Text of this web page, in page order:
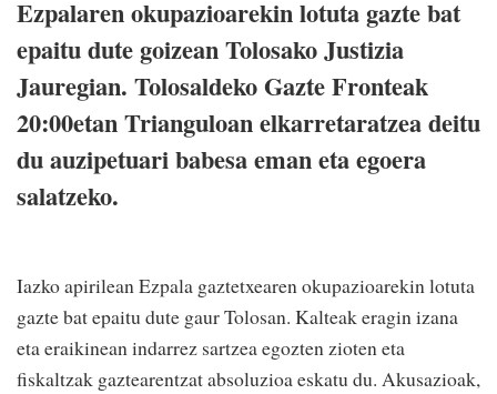
Ezpalaren okupazioarekin lotuta gazte bat
epaitu dute goizean Tolosako Justizia
Jauregian. Tolosaldeko Gazte Fronteak
20:00etan Trianguloan elkarretaratzea deitu
du auzipetuari babesa eman eta egoera
salatzeko.
Iazko apirilean Ezpala gaztetxearen okupazioarekin lotuta
gazte bat epaitu dute gaur Tolosan. Kalteak eragin izana
eta eraikinean indarrez sartzea egozten zioten eta
fiskaltzak gaztearentzat absoluzioa eskatu du. Akusazioak,